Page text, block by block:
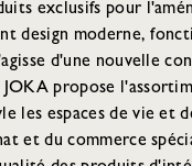
exclusifs pour
design moderne,
d'une nouvelle
propose
les espaces de vie et
et du commerce